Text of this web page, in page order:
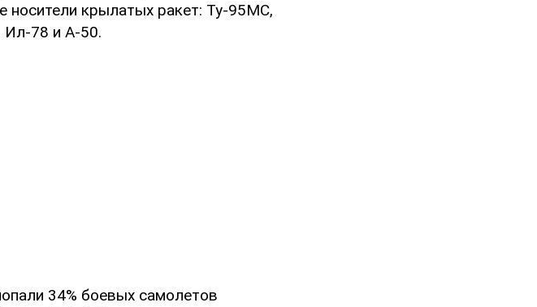
носители крылатых ракет: Ту-95МС,
Ил-78 и А-50.
34% боевых самолетов